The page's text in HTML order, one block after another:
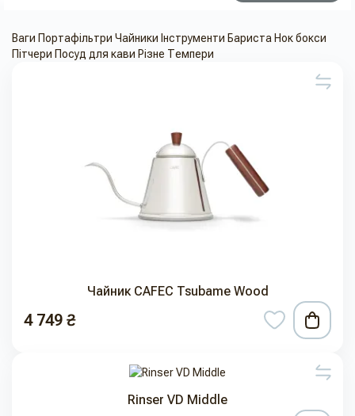
Ваги Портафільтри Чайники Інструменти Бариста Нок бокси
Пітчери Посуд для кави Різне Темпери
Чайник CAFEC Tsubame Wood
4 749 ₴
Rinser VD Middle